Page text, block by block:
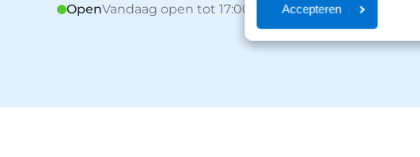
Accepteren
OpenVandaag open tot 17:00